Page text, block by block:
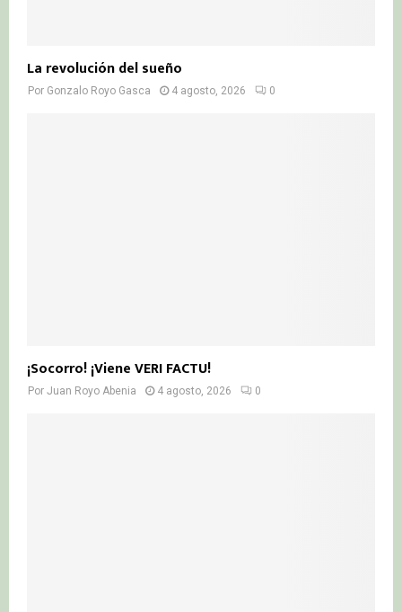
La revolución del sueño
Por Gonzalo Royo Gasca 4 agosto, 2026 0
¡Socorro! ¡Viene VERI FACTU!
Por Juan Royo Abenia 4 agosto, 2026 0